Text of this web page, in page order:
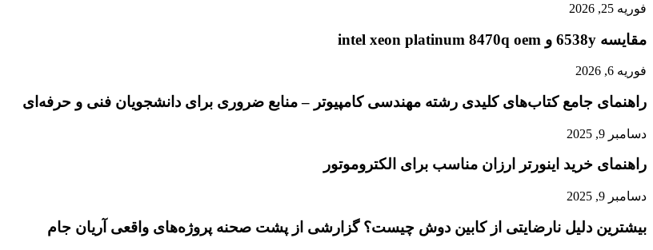
فوریه 25, 2026
مقایسه 6538y و intel xeon platinum 8470q oem
فوریه 6, 2026
راهنمای جامع کتاب‌های کلیدی رشته مهندسی کامپیوتر – منابع ضروری برای دانشجویان فنی و حرفه‌ای
دسامبر 9, 2025
راهنمای خرید اینورتر ارزان مناسب برای الکتروموتور
دسامبر 9, 2025
بیشترین دلیل نارضایتی از کابین دوش چیست؟ گزارشی از پشت صحنه پروژه‌های واقعی آریان جام